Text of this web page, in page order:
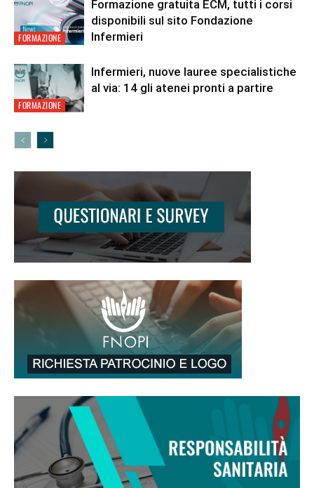
FORMAZIONE
Formazione gratuita ECM, tutti i corsi
disponibili sul sito Fondazione
Infermieri
FORMAZIONE
Infermieri, nuove lauree specialistiche
al via: 14 gli atenei pronti a partire